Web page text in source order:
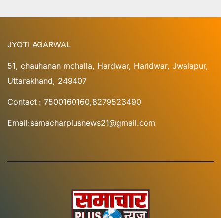
JYOTI AGARWAL
51, chauhanan mohalla, Hardwar, Haridwar, Jwalapur,
Uttarakhand, 249407
Contact : 7500160160,8279523490
Email:samacharplusnews21@gmail.com